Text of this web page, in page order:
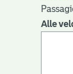
Alle